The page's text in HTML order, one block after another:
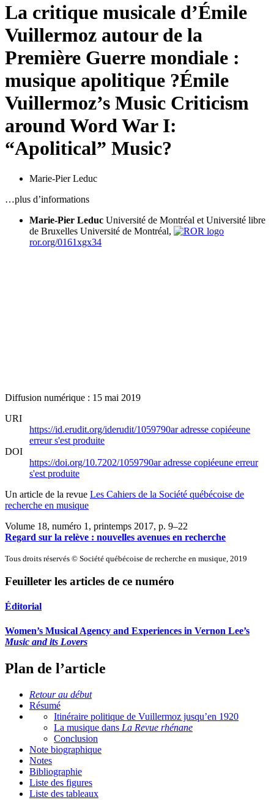
La critique musicale d’Émile
Vuillermoz autour de la
Première Guerre mondiale :
musique apolitique ?Émile
Vuillermoz’s Music Criticism
around Word War I:
“Apolitical” Music?
Marie-Pier Leduc
…plus d’informations
Marie-Pier Leduc Université de Montréal et Université libre
de Bruxelles Université de Montréal,
ror.org/0161xgx34
Diffusion numérique : 15 mai 2019
URI
https://id.erudit.org/iderudit/1059790aradresse copiéeune
erreur s'est produite
DOI
https://doi.org/10.7202/1059790aradresse copiéeune erreur
s'est produite
Un article de la revue Les Cahiers de la Société québécoise de
recherche en musique
Volume 18, numéro 1, printemps 2017, p. 9–22
Regard sur la relève : nouvelles avenues en recherche
Tous droits réservés © Société québécoise de recherche en musique, 2019
Feuilleter les articles de ce numéro
Éditorial
Women’s Musical Agency and Experiences in Vernon Lee’s
Music and its Lovers
Plan de l’article
Retour au début
Résumé
Itinéraire politique de Vuillermoz jusqu’en 1920
La musique dans La Revue rhénane
Conclusion
Note biographique
Notes
Bibliographie
Liste des figures
Liste des tableaux